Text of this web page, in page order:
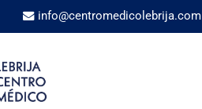
info@centromedicolebrija.com